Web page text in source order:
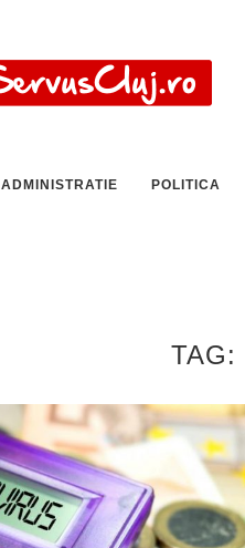
ADMINISTRATIE POLITICA
TAG: